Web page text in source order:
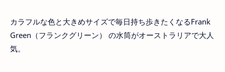
カラフルな色と大きめサイズで毎日持ち歩きたくなるFrank
Green（フランクグリーン） の水筒がオーストラリアで大人
気。